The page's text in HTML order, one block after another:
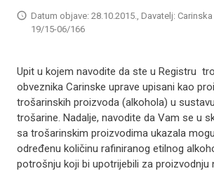
Datum objave: 28.10.2015., Davatelj:
19/15-06/166
Upit u kojem navodite da ste u Registru
obveznika Carinske uprave upisani kao
trošarinskih proizvoda (alkohola) u
trošarine. Nadalje, navodite da Vam se u
sa trošarinskim proizvodima ukazala
određenu količinu rafiniranog etilnog
potrošnju koji bi upotrijebili za proizvodnju